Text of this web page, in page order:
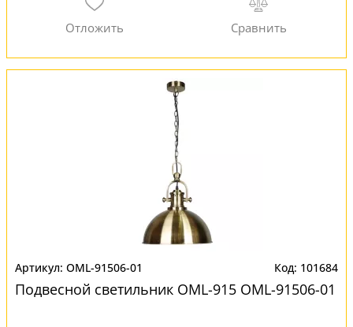
OML-91506-01 101684
Подвесной светильник OML-915 OML-91506-01